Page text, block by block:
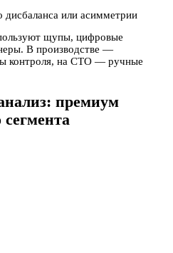
дисбаланса или асимметрии
щупы, цифровые
В производстве —
контроля, на СТО — ручные
премиум
сегмента